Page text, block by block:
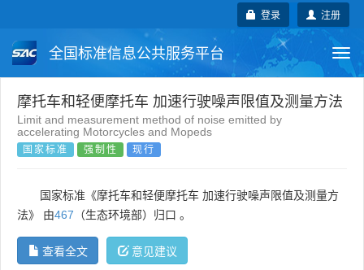
注册
登录
全国标准信息公共服务平台
国家标准 行业标准 地方标准
团体标准 企业标准
摩托车和轻便摩托车 加速行驶噪声限值及测量方法
Limit and measurement method of noise emitted by
accelerating Motorcycles and Mopeds
国家标准 强制性 现行
国家标准《摩托车和轻便摩托车 加速行驶噪声限值及测量方
法》 由467 （生态环境部）归口 。
查看全文 意见建议